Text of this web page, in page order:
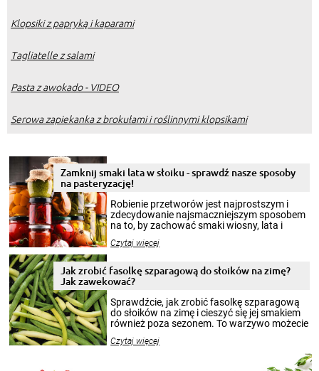
Klopsiki z papryką i kaparami
Tagliatelle z salami
Pasta z awokado - VIDEO
Serowa zapiekanka z brokułami i roślinnymi klopsikami
Zamknij smaki lata w słoiku - sprawdź nasze sposoby
na pasteryzację!
Robienie przetworów jest najprostszym i
zdecydowanie najsmaczniejszym sposobem
na to, by zachować smaki wiosny, lata i
krajobrazów, by cieszyć nimi oko w sezonie
pełni poczuć atmosferę cieplejszych
miesięcy. Przygotowanie słoików ze
patenty, które pozwolą zachować świeżość
przetworów.
Czytaj więcej
Jak zrobić fasolkę szparagową do słoików na zimę?
Jak zawekować?
Sprawdźcie, jak zrobić fasolkę szparagową
do słoików na zimę i cieszyć się jej smakiem
również poza sezonem. To warzywo możecie
nasze propozycje!
Czytaj więcej